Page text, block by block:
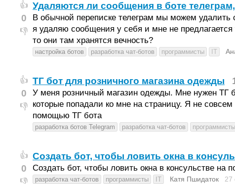
👍
0
👎
Удаляются ли сообщения в боте
В обычной переписке телеграм мы можем
я удаляю сообщения у себя и мне не
то они там хранятся вечность?
настройка ботов разработка чат-ботов программисты IT
👍
0
👎
ТГ бот для розничного магазина одежды
У меня розничный магазин одежды. Мне нужен ТГ
которые попадали ко мне на страницу. Я не
помощью ТГ бота
разработка ботов Telegram разработка чат-ботов программисты
👍
0
👎
Создать бот, чтобы ловить окна в
Создать бот, чтобы ловить окна в консульстве на
разработка чат-ботов программисты IT Катя Пшидаток 27